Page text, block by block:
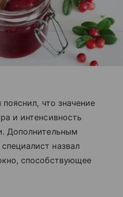
что значение
и интенсивность
Дополнительным
назвал
способствующее